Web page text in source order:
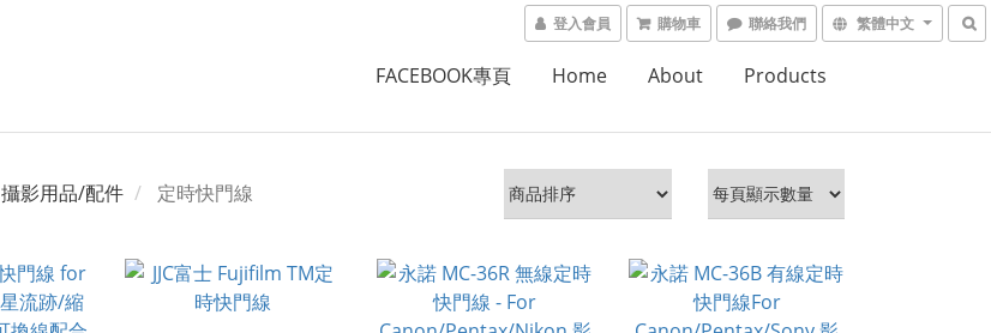
登入會員 購物車 聯絡我們 繁體中文
FACEBOOK專頁 Home About Products
攝影用品/配件 定時快門線